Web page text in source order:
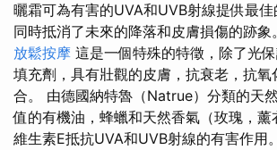
曬霜可為有害的UVA和UVB射線提供最佳
同時抵消了未來的降落和皮膚損傷的跡象
放鬆按摩 這是一個特殊的特徵，除了光
填充劑，具有壯觀的皮膚，抗衰老，抗氧
合。 由德國納特魯（Natrue）分類的天
值的有機油，蜂蠟和天然香氣（玫瑰，薰
維生素E抵抗UVA和UVB射線的有害作用